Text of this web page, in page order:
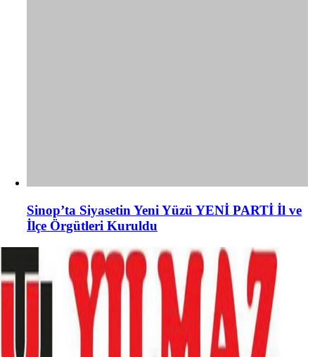
Sinop’ta Siyasetin Yeni Yüzü YENİ PARTİ İl ve
İlçe Örgütleri Kuruldu